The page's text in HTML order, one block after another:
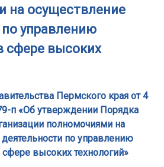
на осуществление
управлению
сфере высоких
Пермского края от 4
п «Об утверждении Порядка
полномочиями на
по управлению
высоких технологий»